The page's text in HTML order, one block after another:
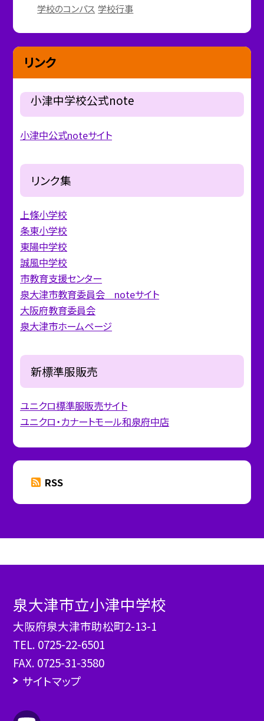
学校のコンパス 学校行事
リンク
小津中学校公式note
小津中公式noteサイト
リンク集
上條小学校
条東小学校
東陽中学校
誠風中学校
市教育支援センター
泉大津市教育委員会 noteサイト
大阪府教育委員会
泉大津市ホームページ
新標準服販売
ユニクロ標準服販売サイト
ユニクロ・カナートモール和泉府中店
RSS
泉大津市立小津中学校
大阪府泉大津市助松町2-13-1
TEL. 0725-22-6501
FAX. 0725-31-3580
サイトマップ